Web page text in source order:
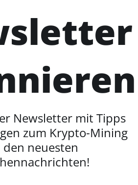
Newsletter mit Tipps
zum Krypto-Mining
neuesten